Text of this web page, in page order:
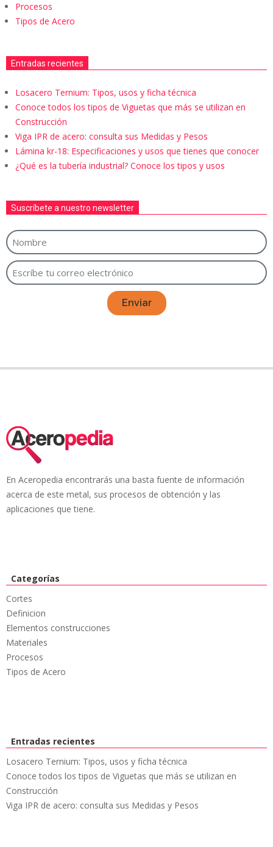
Procesos
Tipos de Acero
Entradas recientes
Losacero Ternium: Tipos, usos y ficha técnica
Conoce todos los tipos de Viguetas que más se utilizan en
Construcción
Viga IPR de acero: consulta sus Medidas y Pesos
Lámina kr-18: Especificaciones y usos que tienes que conocer
¿Qué es la tubería industrial? Conoce los tipos y usos
Suscríbete a nuestro newsletter
Enviar
En Aceropedia encontrarás una basta fuente de información
acerca de este metal, sus procesos de obtención y las
aplicaciones que tiene.
Categorías
Cortes
Definicion
Elementos construcciones
Materiales
Procesos
Tipos de Acero
Entradas recientes
Losacero Ternium: Tipos, usos y ficha técnica
Conoce todos los tipos de Viguetas que más se utilizan en
Construcción
Viga IPR de acero: consulta sus Medidas y Pesos